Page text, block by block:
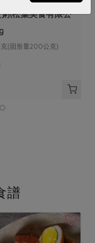
(松葉美食有限公
(固形量200公克)
譜